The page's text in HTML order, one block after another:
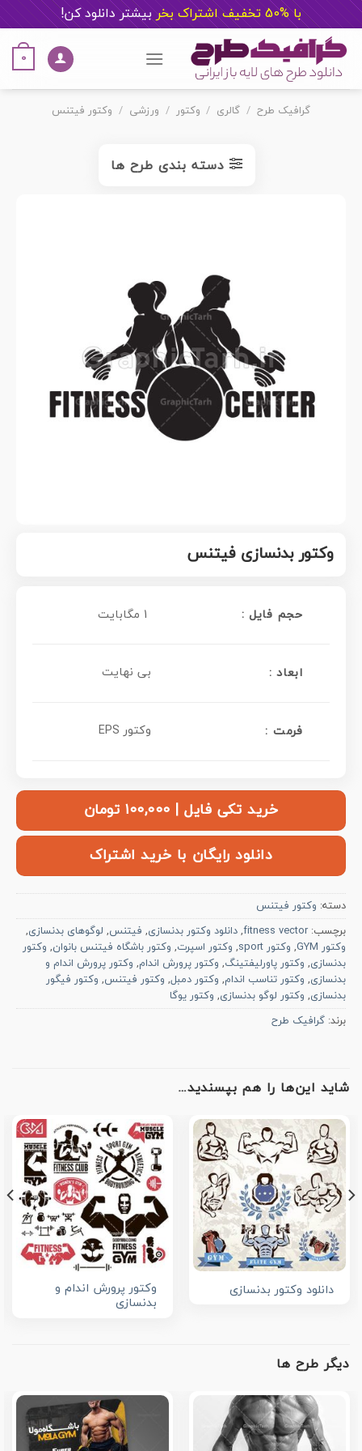
با %50 تخفیف اشتراک بخر بیشتر دانلود کن!
content
0
گرافیک طرح / گالری / وکتور / ورزشی / وکتور فیتنس
دسته بندی طرح ها
وکتور بدنسازی فیتنس
حجم فایل :
ابعاد : بی نهایت
: فرمت EPS وکتور
خرید تکی فایل | ۱۰۰,۰۰۰ تومان
دانلود رایگان با خرید اشتراک
دسته: وکتور فیتنس
برچسب: fitness vector
, دانلود وکتور بدنسازی, فیتنس, لوگوهای بدنسازی,
وکتور GYM
, وکتور sport , وکتور اسپرت, وکتور باشگاه فیتنس بانوان, وکتور
بدنسازی, وکتور پاورلیفتینگ, وکتور پرورش اندام, وکتور پرورش اندام و
بدنسازی, وکتور تناسب اندام, وکتور دمبل, وکتور فیتنس, وکتور فیگور
بدنسازی, وکتور لوگو بدنسازی, وکتور یوگا
برند: گرافیک طرح
شاید این‌ها را هم بپسندید…
دانلود وکتور بدنسازی
وکتور پرورش اندام و
بدنسازی
دیگر طرح ها